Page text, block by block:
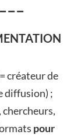
créateur de
diffusion) ;
chercheurs,
pour